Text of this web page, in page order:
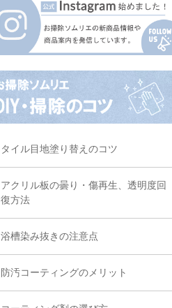
タイル目地塗り替えのコツ
アクリル板の曇り・傷再生、透明度回
復方法
浴槽染み抜きの注意点
防汚コーティングのメリット